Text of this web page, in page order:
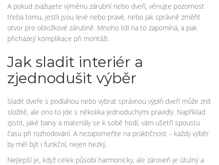
A pokud zvažujete výměnu zárubní nebo dveří, věnujte pozornost
třeba tomu, jestli jsou levé nebo pravé, nebo jak správně změřit
otvor pro obložkové zárubně. Mnoho lidí na to zapomíná, a pak
přicházejí komplikace při montáži.
Jak sladit interiér a
zjednodušit výběr
Sladit dveře s podlahou nebo vybrat správnou výplň dveří může znít
složitě, ale ono to jde s několika jednoduchými pravidly. Například
zjistit, jaké barvy a materiály se k sobě hodí, vám ušetří spoustu
času při rozhodování. A nezapomeňte na praktičnost – každý výběr
by měl být i funkční, nejen hezký.
Nejlepší je, když celek působí harmonicky, ale zároveň je útulný a